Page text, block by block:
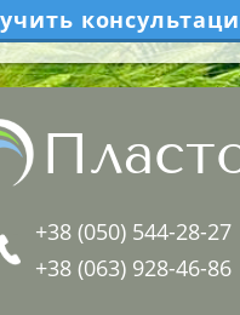
– для чистки сумки чаще
средств, вымыть
жизни:
перемещения,
грузов;
+38 (050) 544-28-27
+38 (063) 928-46-86